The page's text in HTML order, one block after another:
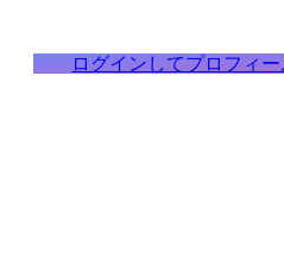
ログインしてプロフィ